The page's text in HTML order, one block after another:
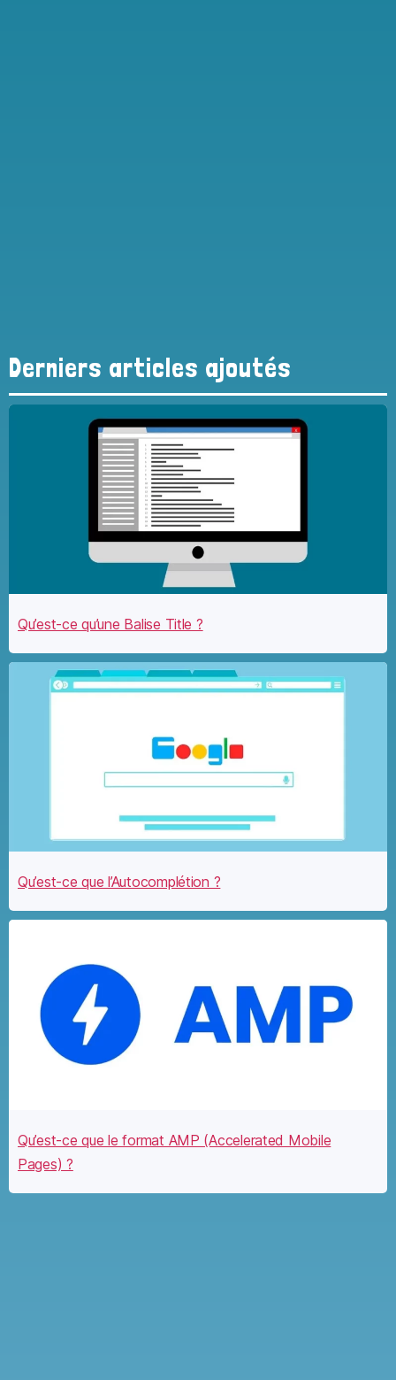
Derniers articles ajoutés
Qu’est-ce qu’une Balise Title ?
Qu’est-ce que l’Autocomplétion ?
Qu’est-ce que le format AMP (Accelerated Mobile
Pages) ?